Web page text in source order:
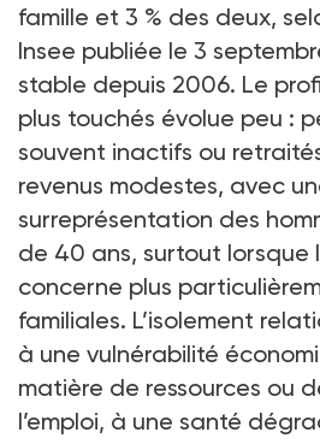
famille et 3 % des deux,
Insee publiée le 3
stable depuis 2006. Le
plus touchés évolue peu :
souvent inactifs ou
revenus modestes, avec
surreprésentation des
de 40 ans, surtout lorsque
concerne plus
familiales. L’isolement
à une vulnérabilité
matière de ressources ou
l’emploi, à une santé